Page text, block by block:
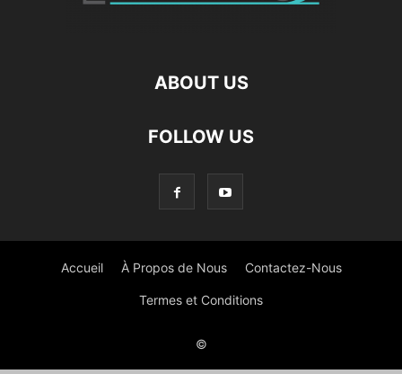
ABOUT US
FOLLOW US
Accueil À Propos de Nous Contactez-Nous
Termes et Conditions
©